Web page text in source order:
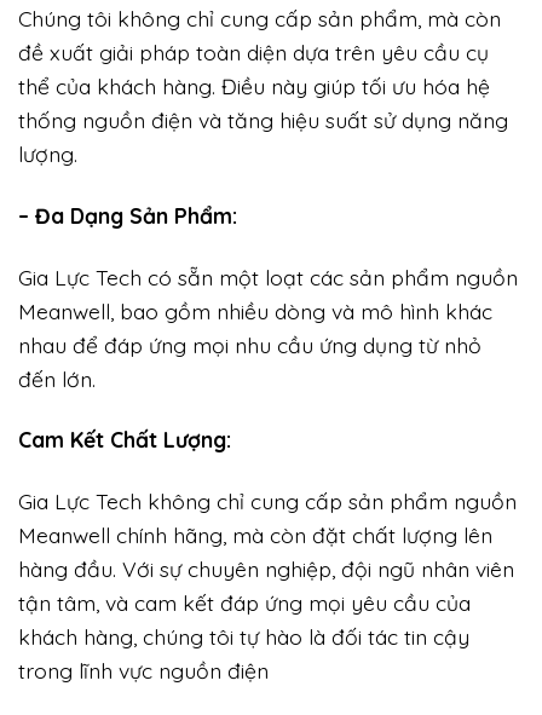
Chúng tôi không chỉ cung cấp sản phẩm, mà còn
đề xuất giải pháp toàn diện dựa trên yêu cầu cụ
thể của khách hàng. Điều này giúp tối ưu hóa hệ
thống nguồn điện và tăng hiệu suất sử dụng năng
lượng.
– Đa Dạng Sản Phẩm:
Gia Lực Tech có sẵn một loạt các sản phẩm nguồn
Meanwell, bao gồm nhiều dòng và mô hình khác
nhau để đáp ứng mọi nhu cầu ứng dụng từ nhỏ
đến lớn.
Cam Kết Chất Lượng:
Gia Lực Tech không chỉ cung cấp sản phẩm nguồn
Meanwell chính hãng, mà còn đặt chất lượng lên
hàng đầu. Với sự chuyên nghiệp, đội ngũ nhân viên
tận tâm, và cam kết đáp ứng mọi yêu cầu của
khách hàng, chúng tôi tự hào là đối tác tin cậy
trong lĩnh vực nguồn điện